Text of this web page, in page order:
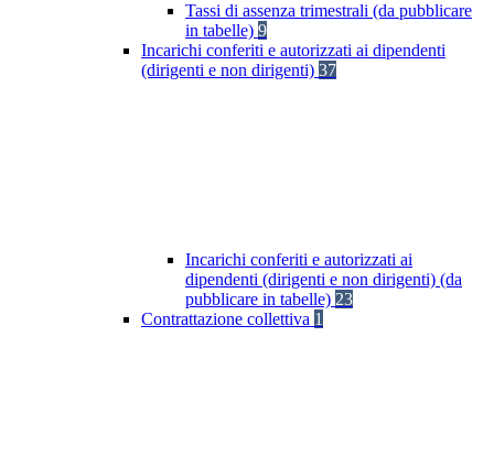
Tassi di assenza trimestrali (da pubblicare
in tabelle) 9
Incarichi conferiti e autorizzati ai dipendenti
(dirigenti e non dirigenti) 37
Incarichi conferiti e autorizzati ai
dipendenti (dirigenti e non dirigenti) (da
pubblicare in tabelle) 23
Contrattazione collettiva 1